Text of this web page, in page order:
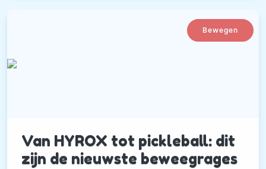
Bewegen
Van HYROX tot pickleball: dit
zijn de nieuwste beweegrages